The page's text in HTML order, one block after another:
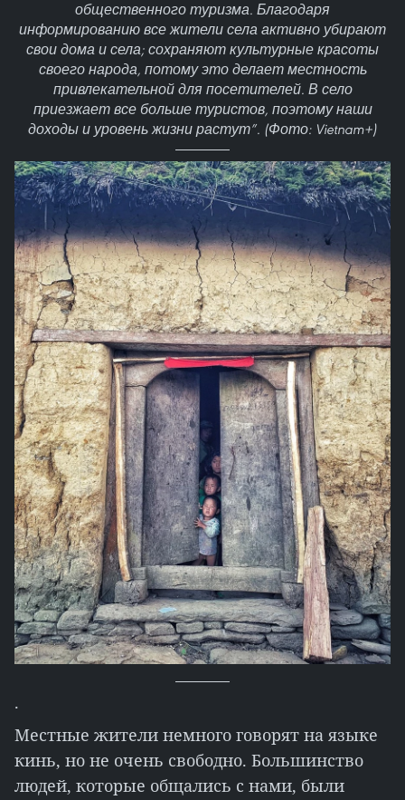
общественного туризма. Благодаря
информированию все жители села активно убирают
свои дома и села; сохраняют культурные красоты
своего народа, потому это делает местность
привлекательной для посетителей. В село
приезжает все больше туристов, поэтому наши
доходы и уровень жизни растут”. (Фото: Vietnam+)
.
Местные жители немного говорят на языке
кинь, но не очень свободно. Большинство
людей, которые общались с нами, были